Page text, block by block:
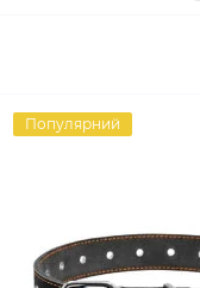
Популярний